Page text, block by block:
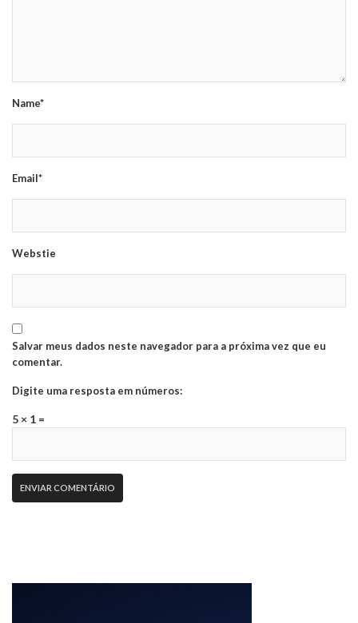
Name*
Email*
Webstie
Salvar meus dados neste navegador para a próxima vez que eu
comentar.
Digite uma resposta em números:
5 × 1 =